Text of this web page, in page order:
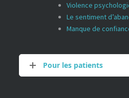
Violence
Le sentiment
Manque de
Pour les patients